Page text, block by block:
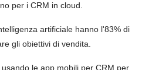
per i CRM in cloud.
artificiale hanno l'83% di
gli obiettivi di vendita.
le app mobili per CRM per